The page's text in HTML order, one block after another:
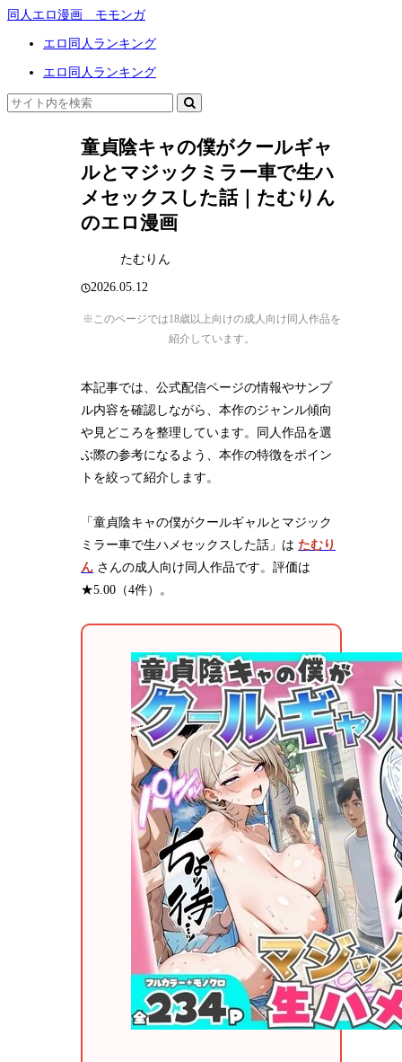
同人エロ漫画 モモンガ
エロ同人ランキング
エロ同人ランキング
童貞陰キャの僕がクールギャ
ルとマジックミラー車で生ハ
メセックスした話｜たむりん
のエロ漫画
たむりん
2026.05.12
※このページでは18歳以上向けの成人向け同人作品を
紹介しています。
本記事では、公式配信ページの情報やサンプ
ル内容を確認しながら、本作のジャンル傾向
や見どころを整理しています。同人作品を選
ぶ際の参考になるよう、本作の特徴をポイン
トを絞って紹介します。
「童貞陰キャの僕がクールギャルとマジック
ミラー車で生ハメセックスした話」は たむり
ん さんの成人向け同人作品です。評価は
★5.00（4件）。